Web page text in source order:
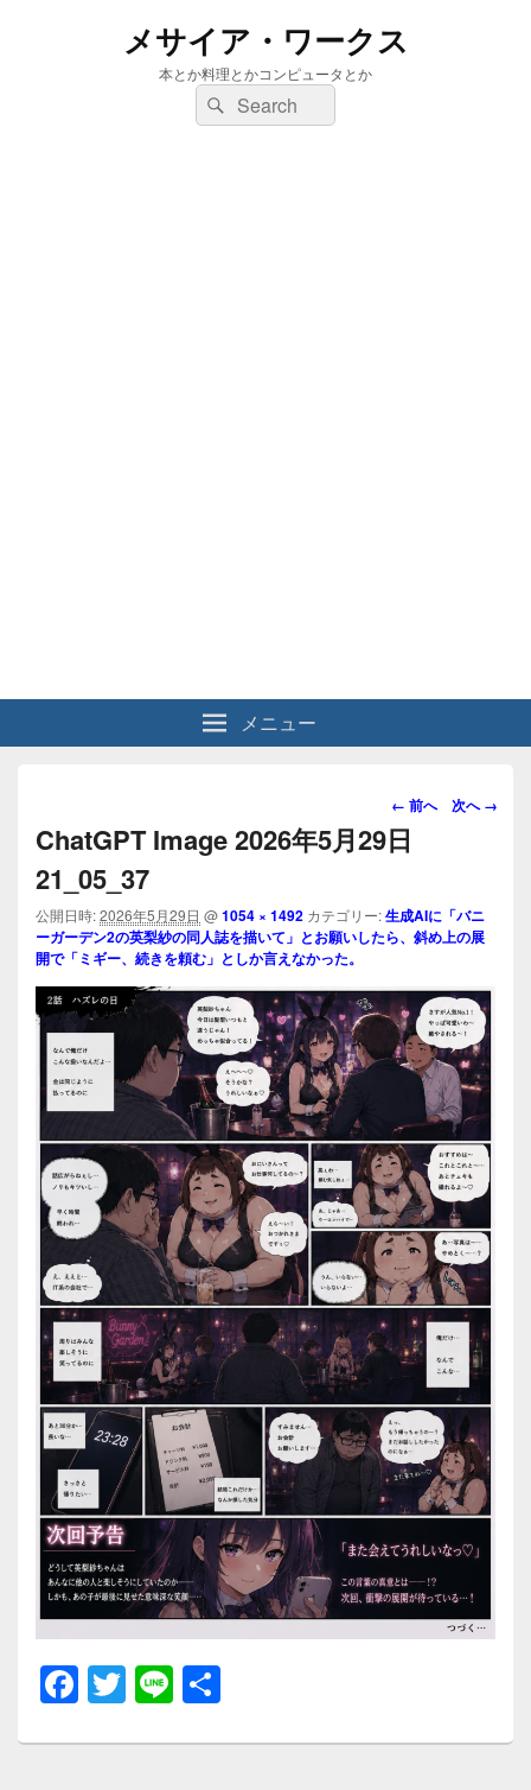
メサイア・ワークス
本とか料理とかコンピュータとか
検
索:
検
索
メニュー
画
像
ナ
ゲ
ー
ン
← 前へ 次へ →
ChatGPT Image 2026年5月29日
21_05_37
公開日時:2026年5月29日 @1054 × 1492 カテゴリー:生成AIに「バニ
ーガーデン2の英梨紗の同人誌を描いて」とお願いしたら、斜め上の展
開で「ミギー、続きを頼む」としか言えなかった。
F
c
T
tt
Li
e